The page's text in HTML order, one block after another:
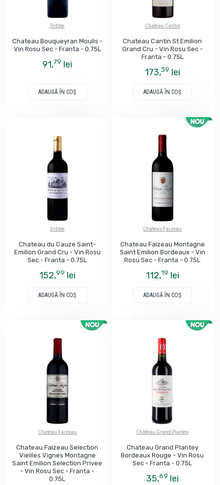
Dobbe
Chateau Bouqueyran Moulis -
Vin Rosu Sec - Franta - 0.75L
91,79 lei
ADAUGĂ ÎN COŞ
Chateau Cantin
Chateau Cantin St Emilion
Grand Cru - Vin Rosu Sec -
Franta - 0.75L
173,39 lei
ADAUGĂ ÎN COŞ
Dobbe
Chateau du Cauze Saint-
Emilion Grand Cru - Vin Rosu
Sec - Franta - 0.75L
152,99 lei
ADAUGĂ ÎN COŞ
Chateau Faizeau
Chateau Faizeau Montagne
Saint Emilion Bordeaux - Vin
Rosu Sec - Franta - 0.75L
112,19 lei
ADAUGĂ ÎN COŞ
Chateau Faizeau
Chateau Faizeau Selection
Vieilles Vignes Montagne
Saint Emilion Selection Privee
- Vin Rosu Sec - Franta -
0.75L
Château Grand Plantey
Chateau Grand Plantey
Bordeaux Rouge - Vin Rosu
Sec - Franta - 0.75L
35,69 lei